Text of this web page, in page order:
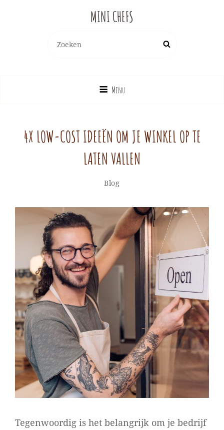
MINI CHEFS
naar:
Zoek
Menu
4X LOW-COST IDEEËN OM JE WINKEL OP TE
LATEN VALLEN
Categorieën
Blog
Tegenwoordig is het belangrijk om je bedrijf